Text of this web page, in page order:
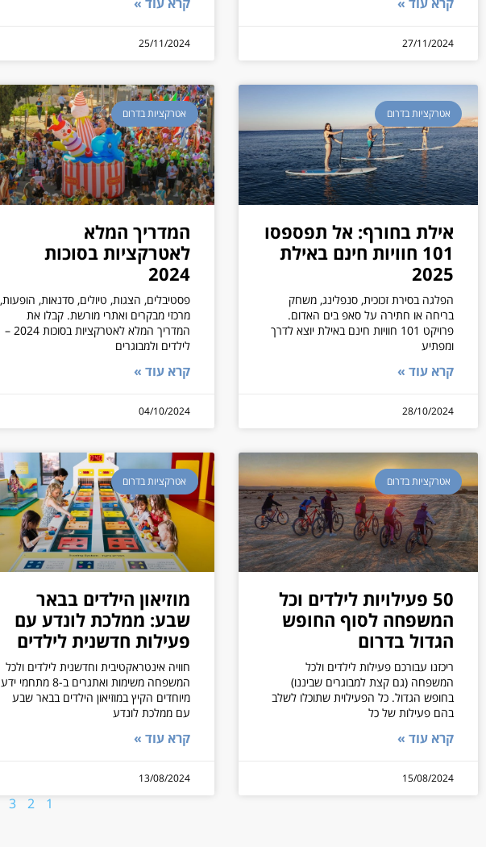
27/11/2024
25/11/2024
אטרקציות בדרום
אילת בחורף: אל תפספסו
101 חוויות חינם באילת
2025
הפלגה בסירת זכוכית, סנפלינג, משחק
בריחה או חתירה על סאפ בים האדום.
פרויקט 101 חוויות חינם באילת יוצא לדרך
ומפתיע
קרא עוד »
28/10/2024
אטרקציות בדרום
המדריך המלא
לאטרקציות בסוכות
2024
פסטיבלים, הצגות, טיולים, סדנאות, הופעות,
מרכזי מבקרים ואתרי מורשת. קבלו את
המדריך המלא לאטרקציות בסוכות 2024 –
לילדים ולמבוגרים
קרא עוד »
04/10/2024
אטרקציות בדרום
50 פעילויות לילדים וכל
המשפחה לסוף החופש
הגדול בדרום
ריכזנו עבורכם פעילות לילדים ולכל
המשפחה (גם קצת למבוגרים שביננו)
בחופש הגדול. כל הפעילוית שתוכלו לשלב
בהם פעילות של כל
קרא עוד »
15/08/2024
אטרקציות בדרום
מוזיאון הילדים בבאר
שבע: ממלכת לונדע עם
פעילות חדשנית לילדים
חוויה אינטראקטיבית וחדשנית לילדים ולכל
המשפחה משימות ואתגרים ב-8 מתחמי ידע
מיוחדים הקיץ במוזיאון הילדים בבאר שבע
עם ממלכת לונדע
קרא עוד »
13/08/2024
1
2
3